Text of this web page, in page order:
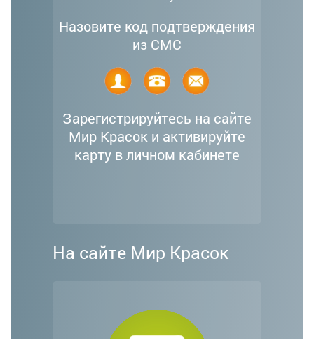
Назовите код подтверждения
из СМС
Зарегистрируйтесь на сайте
Мир Красок и активируйте
карту в личном кабинете
На сайте Мир Красок